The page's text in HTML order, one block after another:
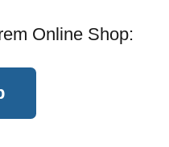
Online Shop: